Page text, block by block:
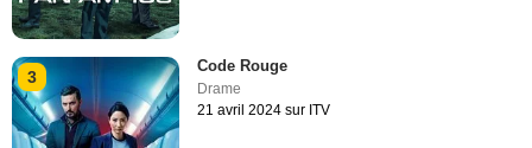
3
Code Rouge
Drame
21 avril 2024 sur ITV